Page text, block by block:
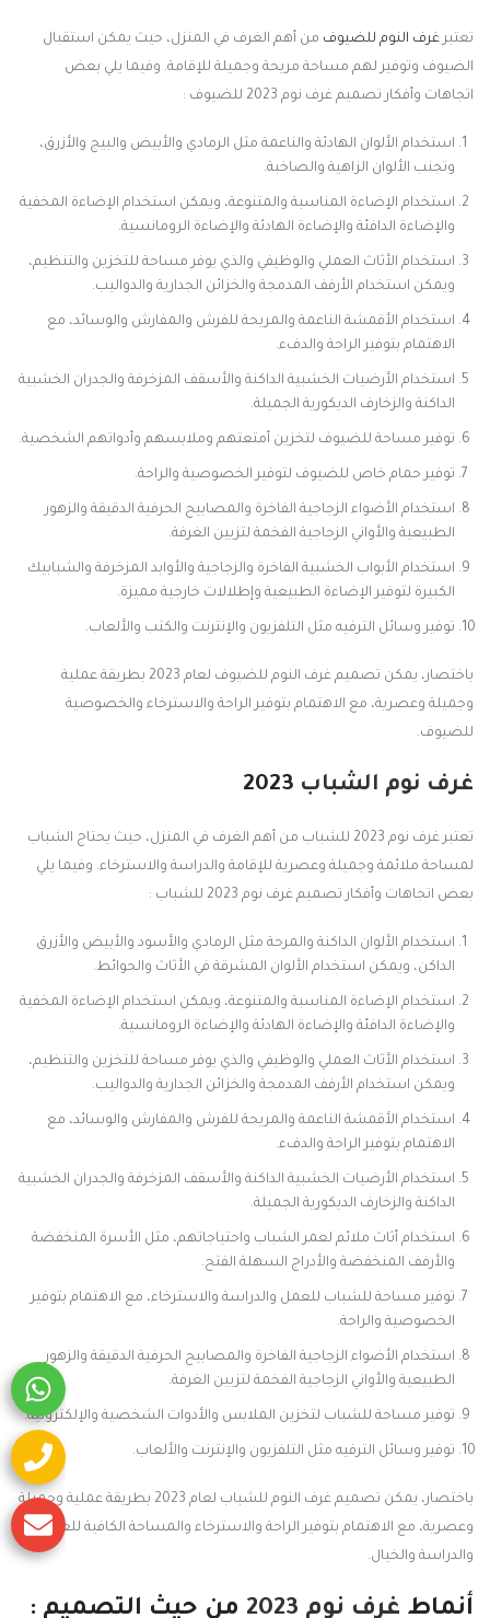
تعتبر غرف النوم للضيوف من أهم الغرف في المنزل، حيث يمكن استقبال
الضيوف وتوفير لهم مساحة مريحة وجميلة للإقامة. وفيما يلي بعض
اتجاهات وأفكار تصميم غرف نوم 2023 للضيوف :
استخدام الألوان الهادئة والناعمة مثل الرمادي والأبيض والبيج والأزرق،
وتجنب الألوان الزاهية والصاخبة.
استخدام الإضاءة المناسبة والمتنوعة، ويمكن استخدام الإضاءة المخفية
والإضاءة الدافئة والإضاءة الهادئة والإضاءة الرومانسية.
استخدام الأثاث العملي والوظيفي والذي يوفر مساحة للتخزين والتنظيم،
ويمكن استخدام الأرفف المدمجة والخزائن الجدارية والدواليب.
استخدام الأقمشة الناعمة والمريحة للفرش والمفارش والوسائد، مع
الاهتمام بتوفير الراحة والدفء.
استخدام الأرضيات الخشبية الداكنة والأسقف المزخرفة والجدران الخشبية
الداكنة والزخارف الديكورية الجميلة.
توفير مساحة للضيوف لتخزين أمتعتهم وملابسهم وأدواتهم الشخصية.
توفير حمام خاص للضيوف لتوفير الخصوصية والراحة.
استخدام الأضواء الزجاجية الفاخرة والمصابيح الحرفية الدقيقة والزهور
الطبيعية والأواني الزجاجية الفخمة لتزيين الغرفة.
استخدام الأبواب الخشبية الفاخرة والزجاجية والأوابد المزخرفة والشبابيك
الكبيرة لتوفير الإضاءة الطبيعية وإطلالات خارجية مميزة.
توفير وسائل الترفيه مثل التلفزيون والإنترنت والكتب والألعاب.
باختصار، يمكن تصميم غرف النوم للضيوف لعام 2023 بطريقة عملية
وجميلة وعصرية، مع الاهتمام بتوفير الراحة والاسترخاء والخصوصية
للضيوف.
غرف نوم الشباب
تعتبر غرف نوم 2023 للشباب من أهم الغرف في المنزل، حيث يحتاج الشباب
لمساحة ملائمة وجميلة وعصرية للإقامة والدراسة والاسترخاء. وفيما يلي
بعض اتجاهات وأفكار تصميم غرف نوم 2023 للشباب :
استخدام الألوان الداكنة والمرحة مثل الرمادي والأسود والأبيض والأزرق
الداكن، ويمكن استخدام الألوان المشرقة في الأثاث والحوائط.
استخدام الإضاءة المناسبة والمتنوعة، ويمكن استخدام الإضاءة المخفية
والإضاءة الدافئة والإضاءة الهادئة والإضاءة الرومانسية.
استخدام الأثاث العملي والوظيفي والذي يوفر مساحة للتخزين والتنظيم،
ويمكن استخدام الأرفف المدمجة والخزائن الجدارية والدواليب.
استخدام الأقمشة الناعمة والمريحة للفرش والمفارش والوسائد، مع
الاهتمام بتوفير الراحة والدفء.
استخدام الأرضيات الخشبية الداكنة والأسقف المزخرفة والجدران الخشبية
الداكنة والزخارف الديكورية الجميلة.
استخدام أثاث ملائم لعمر الشباب واحتياجاتهم، مثل الأسرة المنخفضة
والأرفف المنخفضة والأدراج السهلة الفتح.
توفير مساحة للشباب للعمل والدراسة والاسترخاء، مع الاهتمام بتوفير
الخصوصية والراحة.
استخدام الأضواء الزجاجية الفاخرة والمصابيح الحرفية الدقيقة والزهور
الطبيعية والأواني الزجاجية الفخمة لتزيين الغرفة.
توفير مساحة للشباب لتخزين الملابس والأدوات الشخصية والإلكترونية.
توفير وسائل الترفيه مثل التلفزيون والإنترنت والألعاب.
باختصار، يمكن تصميم غرف النوم للشباب لعام 2023 بطريقة عملية وجميلة
وعصرية، مع الاهتمام بتوفير الراحة والاسترخاء والمساحة الكافية للعمل
والدراسة والخيال.
أنماط غرف نوم 2023 من حيث التصميم :